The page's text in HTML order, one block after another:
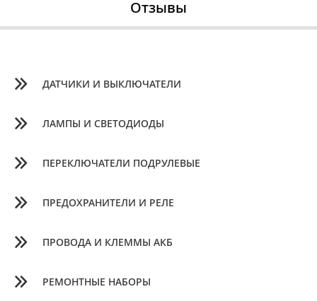
Отзывы
ДАТЧИКИ И ВЫКЛЮЧАТЕЛИ
ЛАМПЫ И СВЕТОДИОДЫ
ПЕРЕКЛЮЧАТЕЛИ ПОДРУЛЕВЫЕ
ПРЕДОХРАНИТЕЛИ И РЕЛЕ
ПРОВОДА И КЛЕММЫ АКБ
РЕМОНТНЫЕ НАБОРЫ